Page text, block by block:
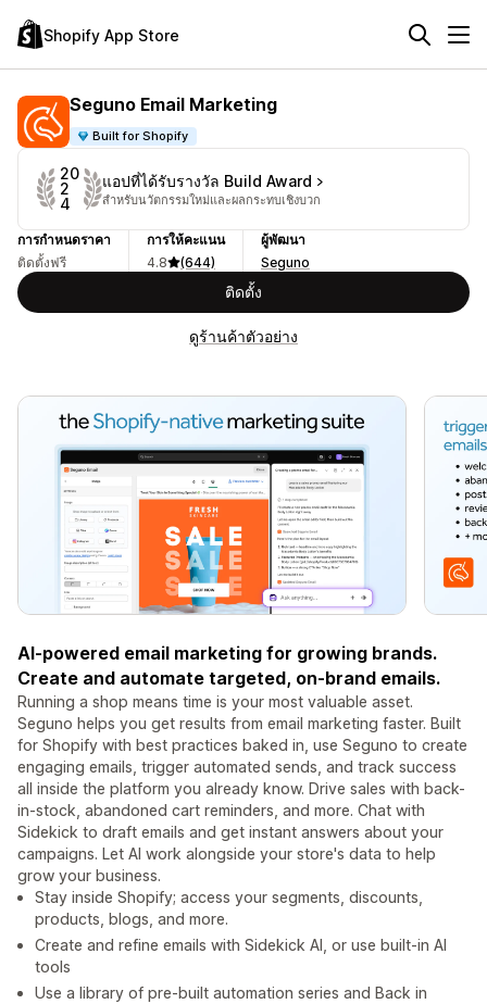
Shopify App Store
Seguno Email Marketing
Built for Shopify
20
2
4
แอปที่ได้รับรางวัล Build Award
สำหรับนวัตกรรมใหม่และผลกระทบเชิงบวก
การกำหนดราคา
ติดตั้งฟรี
การให้คะแนน
4.8
(644)
ผู้พัฒนา
Seguno
ติดตั้ง
ดูร้านค้าตัวอย่าง
AI-powered email marketing for growing brands.
Create and automate targeted, on‑brand emails.
Running a shop means time is your most valuable asset.
Seguno helps you get results from email marketing faster. Built
for Shopify with best practices baked in, use Seguno to create
engaging emails, trigger automated sends, and track success
all inside the platform you already know. Drive sales with back-
in-stock, abandoned cart reminders, and more. Chat with
Sidekick to draft emails and get instant answers about your
campaigns. Let AI work alongside your store's data to help
grow your business.
Stay inside Shopify; access your segments, discounts,
products, blogs, and more.
Create and refine emails with Sidekick AI, or use built-in AI
tools
Use a library of pre-built automation series and Back in